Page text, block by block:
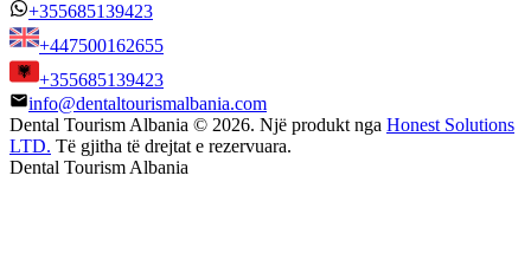
+355685139423
+447500162655
+355685139423
info@dentaltourismalbania.com
Dental Tourism Albania © 2026. Një produkt nga Honest Solutions
LTD. Të gjitha të drejtat e rezervuara.
Dental Tourism Albania